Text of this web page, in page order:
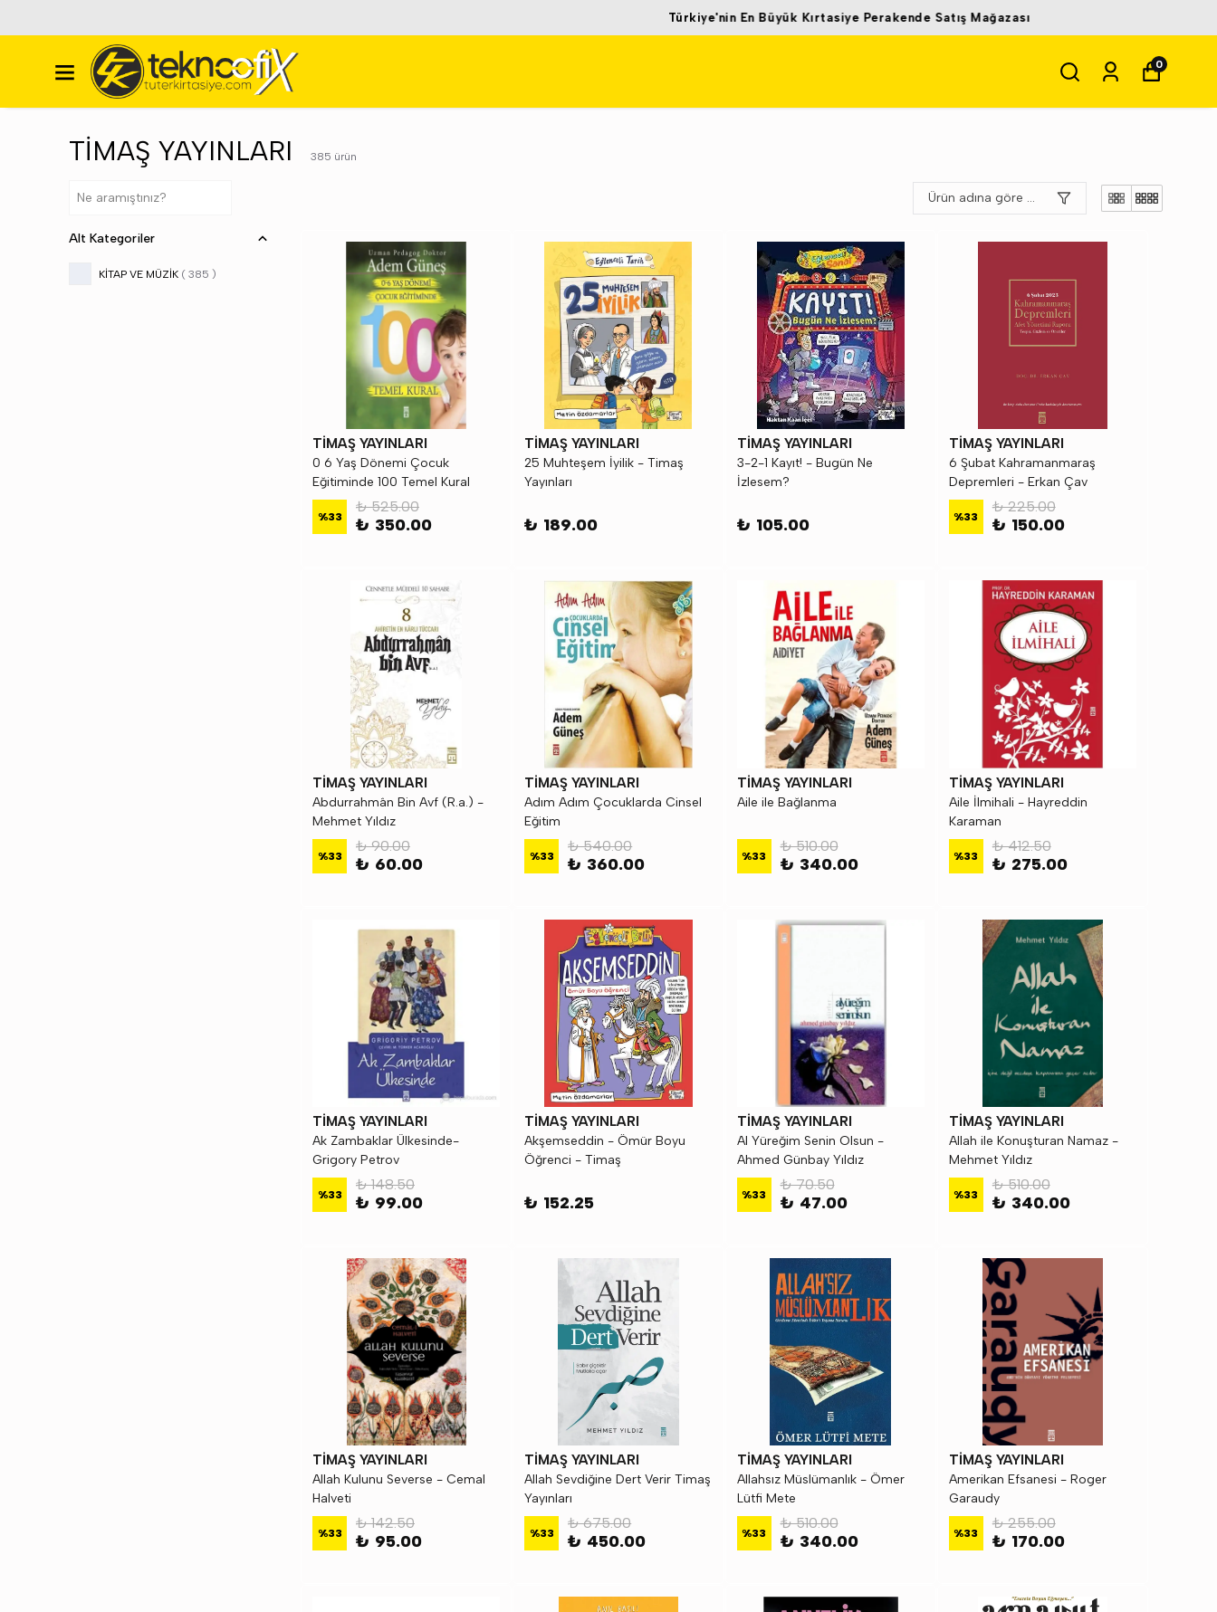
Türkiye'nin En Büyük Kırtasiye Perakende Satış Mağazası
0
TİMAŞ YAYINLARI 385 ürün
Ürün adına göre A-Z
Alt Kategoriler
KİTAP VE MÜZİK ( 385 )
TİMAŞ YAYINLARI
0 6 Yaş Dönemi Çocuk
Eğitiminde 100 Temel Kural
%33
₺ 525.00
₺ 350.00
TİMAŞ YAYINLARI
25 Muhteşem İyilik - Timaş
Yayınları
₺ 189.00
TİMAŞ YAYINLARI
3-2-1 Kayıt! - Bugün Ne
İzlesem?
₺ 105.00
TİMAŞ YAYINLARI
6 Şubat Kahramanmaraş
Depremleri - Erkan Çav
%33
₺ 225.00
₺ 150.00
TİMAŞ YAYINLARI
Abdurrahmân Bin Avf (R.a.) -
Mehmet Yıldız
%33
₺ 90.00
₺ 60.00
TİMAŞ YAYINLARI
Adım Adım Çocuklarda Cinsel
Eğitim
%33
₺ 540.00
₺ 360.00
TİMAŞ YAYINLARI
Aile ile Bağlanma
%33
₺ 510.00
₺ 340.00
TİMAŞ YAYINLARI
Aile İlmihali - Hayreddin
Karaman
%33
₺ 412.50
₺ 275.00
TİMAŞ YAYINLARI
Ak Zambaklar Ülkesinde-
Grigory Petrov
%33
₺ 148.50
₺ 99.00
TİMAŞ YAYINLARI
Akşemseddin - Ömür Boyu
Öğrenci - Timaş
₺ 152.25
TİMAŞ YAYINLARI
Al Yüreğim Senin Olsun -
Ahmed Günbay Yıldız
%33
₺ 70.50
₺ 47.00
TİMAŞ YAYINLARI
Allah ile Konuşturan Namaz -
Mehmet Yıldız
%33
₺ 510.00
₺ 340.00
TİMAŞ YAYINLARI
Allah Kulunu Severse - Cemal
Halveti
%33
₺ 142.50
₺ 95.00
TİMAŞ YAYINLARI
Allah Sevdiğine Dert Verir Timaş
Yayınları
%33
₺ 675.00
₺ 450.00
TİMAŞ YAYINLARI
Allahsız Müslümanlık - Ömer
Lütfi Mete
%33
₺ 510.00
₺ 340.00
TİMAŞ YAYINLARI
Amerikan Efsanesi - Roger
Garaudy
%33
₺ 255.00
₺ 170.00